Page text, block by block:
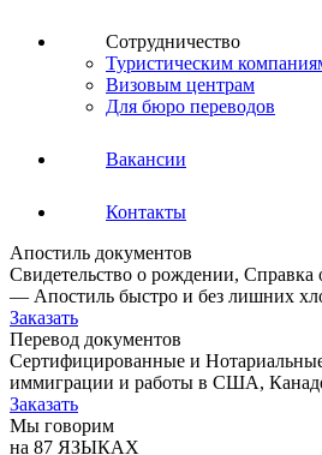
Сотрудничество
Туристическим
Визовым центрам
Для бюро переводов
Вакансии
Контакты
Апостиль документов
Свидетельство о рождении,
— Апостиль быстро и без лишних
Заказать
Перевод документов
Сертифицированные и
иммиграции и работы в США,
Заказать
Мы говорим
на 87 ЯЗЫКАХ